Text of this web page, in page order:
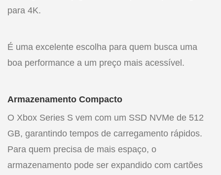
para 4K.
É uma excelente escolha para quem busca uma
boa performance a um preço mais acessível.
Armazenamento Compacto
O Xbox Series S vem com um SSD NVMe de 512
GB, garantindo tempos de carregamento rápidos.
Para quem precisa de mais espaço, o
armazenamento pode ser expandido com cartões